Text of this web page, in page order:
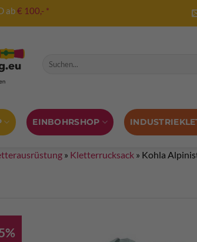
ab€ 100,- *
Suche nach:
EINBOHRSHOP
» Kletterrucksack » Kohla